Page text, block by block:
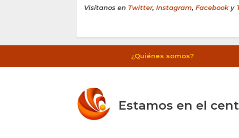
Visítanos en Twitter, Instagram, Facebooky
¿Quiénes somos?
Estamos en el